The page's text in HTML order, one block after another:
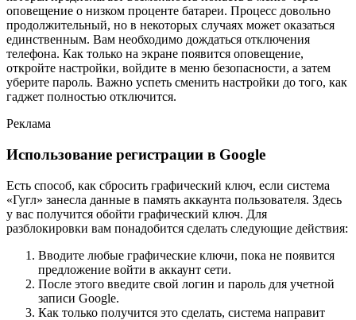
оповещение о низком проценте батареи. Процесс довольно
продолжительный, но в некоторых случаях может оказаться
единственным. Вам необходимо дождаться отключения
телефона. Как только на экране появится оповещение,
откройте настройки, войдите в меню безопасности, а затем
уберите пароль. Важно успеть сменить настройки до того, как
гаджет полностью отключится.
Реклама
Использование регистрации в Google
Есть способ, как сбросить графический ключ, если система
«Гугл» занесла данные в память аккаунта пользователя. Здесь
у вас получится обойти графический ключ. Для
разблокировки вам понадобится сделать следующие действия:
Вводите любые графические ключи, пока не появится
предложение войти в аккаунт сети.
После этого введите свой логин и пароль для учетной
записи Google.
Как только получится это сделать, система направит